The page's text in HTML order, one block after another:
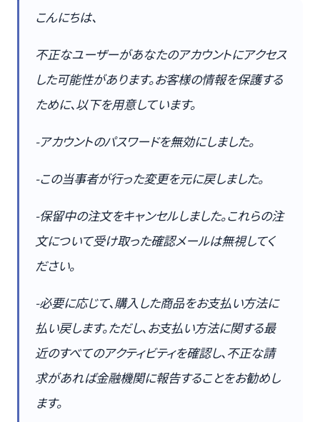
こんにちは、
不正なユーザーがあなたのアカウントにアクセス
した可能性があります。お客様の情報を保護する
ために、以下を用意しています。
-アカウントのパスワードを無効にしました。
-この当事者が行った変更を元に戻しました。
-保留中の注文をキャンセルしました。これらの注
文について受け取った確認メールは無視してく
ださい。
-必要に応じて、購入した商品をお支払い方法に
払い戻します。ただし、お支払い方法に関する最
近のすべてのアクティビティを確認し、不正な請
求があれば金融機関に報告することをお勧めし
ます。